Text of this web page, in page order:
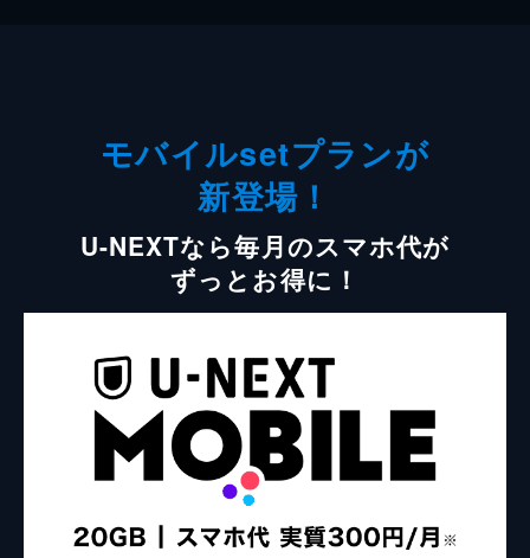
モバイルsetプランが
新登場！
U-NEXTなら毎月のスマホ代が
ずっとお得に！